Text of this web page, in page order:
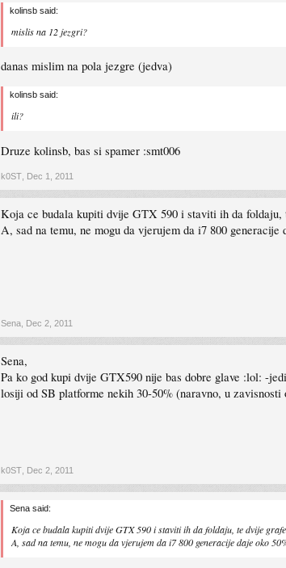
kolinsb said:
mislis na 12 jezgri?
danas mislim na pola jezgre (jedva)
kolinsb said:
ili?
Druze kolinsb, bas si spamer :smt006
k0ST Dec 1, 2011
Koja ce budala kupiti dvije GTX 590 i staviti ih da
A, sad na temu, ne mogu da vjerujem da i7 800
Sena Dec 2, 2011
Sena,
Pa ko god kupi dvije GTX590 nije bas dobre glave :lol: -
losiji od SB platforme nekih 30-50% (naravno, u zavisnosti
k0ST Dec 2, 2011
Sena said:
Koja ce budala kupiti dvije GTX 590 i staviti ih da foldaju, te dvije
A, sad na temu, ne mogu da vjerujem da i7 800 generacije daje oko